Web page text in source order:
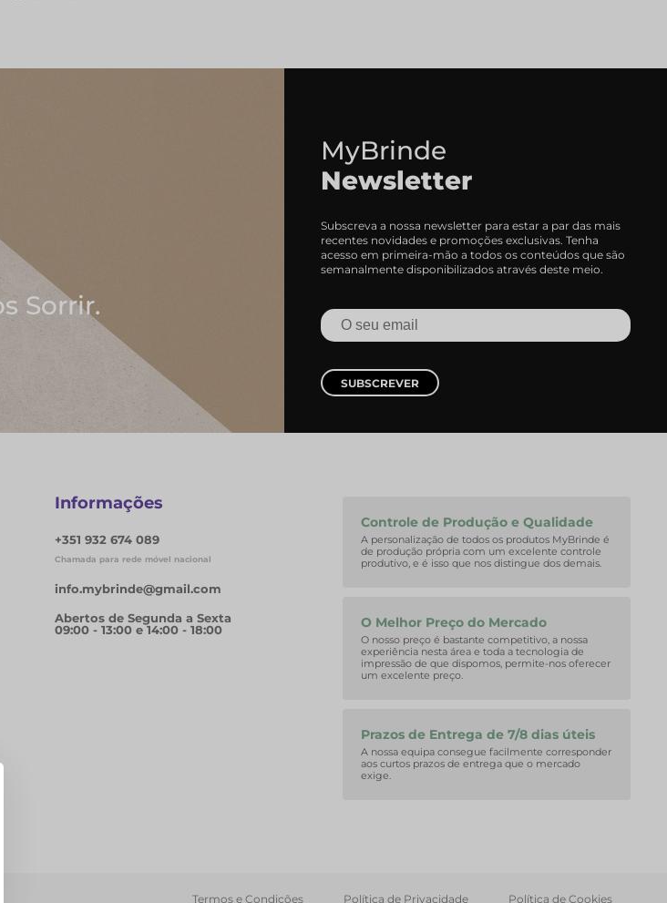
MyBrinde
Newsletter
Subscreva a nossa newsletter para estar a par das mais
recentes novidades e promoções exclusivas. Tenha
acesso em primeira-mão a todos os conteúdos que são
semanalmente disponibilizados através deste meio.
SUBSCREVER
Informações
+351 932 674 089
Chamada para rede móvel nacional
info.mybrinde@gmail.com
Abertos de Segunda a Sexta
09:00 - 13:00 e 14:00 - 18:00
Controle de Produção e Qualidade
A personalização de todos os produtos MyBrinde é
de produção própria com um excelente controle
produtivo, e é isso que nos distingue dos demais.
O Melhor Preço do Mercado
O nosso preço é bastante competitivo, a nossa
experiência nesta área e toda a tecnologia de
impressão de que dispomos, permite-nos oferecer
um excelente preço.
Prazos de Entrega de 7/8 dias úteis
A nossa equipa consegue facilmente corresponder
aos curtos prazos de entrega que o mercado
exige.
Termos e Condições Política de Privacidade Política de Cookies